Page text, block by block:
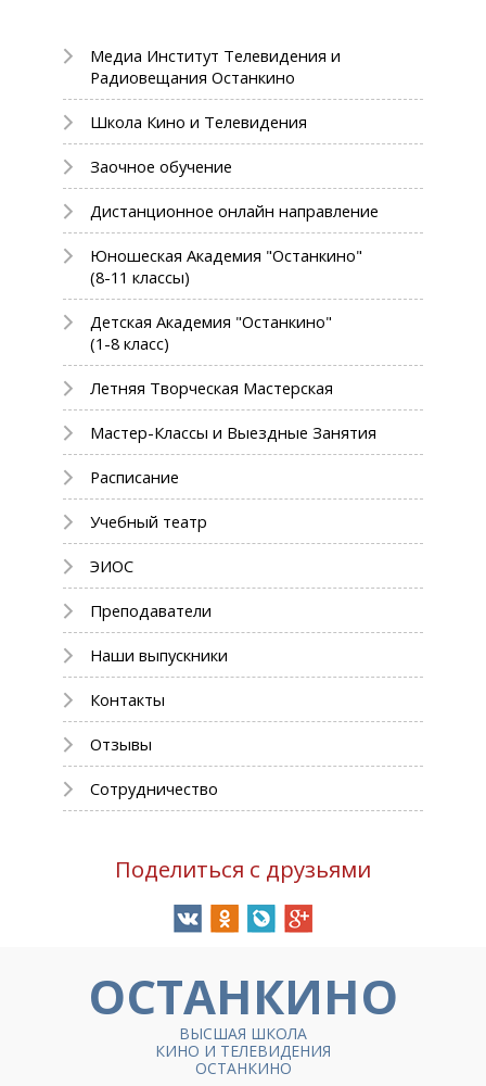
Медиа Институт Телевидения и
Радиовещания Останкино
Школа Кино и Телевидения
Заочное обучение
Дистанционное онлайн направление
Юношеская Академия "Останкино"
(8-11 классы)
Детская Академия "Останкино"
(1-8 класс)
Летняя Творческая Мастерская
Мастер-Классы и Выездные Занятия
Расписание
Учебный театр
ЭИОС
Преподаватели
Наши выпускники
Контакты
Отзывы
Сотрудничество
Поделиться с друзьями
ОСТАНКИНО
ВЫСШАЯ ШКОЛА
КИНО И ТЕЛЕВИДЕНИЯ
ОСТАНКИНО